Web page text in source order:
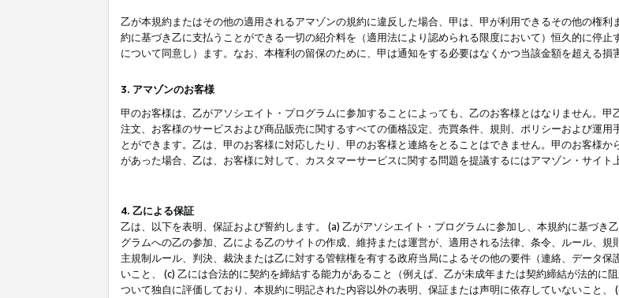
乙が本規約またはその他の適用されるアマゾンの規約に違反した場合、甲は、甲が利用できるその他の権
約に基づき乙に支払うことができる一切の紹介料を（適用法により認められる限度において）恒久的に停
について同意し）ます。なお、本権利の留保のために、甲は通知をする必要はなくかつ当該金額を超える損
3. アマゾンのお客様
甲のお客様は、乙がアソシエイト・プログラムに参加することによっても、乙のお客様とはなりません。
注文、お客様のサービスおよび商品販売に関するすべての価格設定、売買条件、規則、ポリシーおよび運
とができます。乙は、甲のお客様に対応したり、甲のお客様と連絡をとることはできません。甲のお客様
があった場合、乙は、お客様に対して、カスタマーサービスに関する問題を提議するにはアマゾン・サイト
4. 乙による保証
乙は、以下を表明、保証および誓約します。 (a) 乙がアソシエイト・プログラムに参加し、本規約に基づき
グラムへの乙の参加、乙による乙のサイトの作成、維持または運営が、適用される法律、条令、ルール、
主規制ルール、判決、裁決または乙に対する管轄権を有する政府当局によるその他の要件（連絡、データ
いこと、 (c) 乙には合法的に契約を締結する能力があること（例えば、乙が未成年または契約締結が法的に
ついて独自に評価しており、本規約に明記された内容以外の表明、保証または声明に依存していないこと